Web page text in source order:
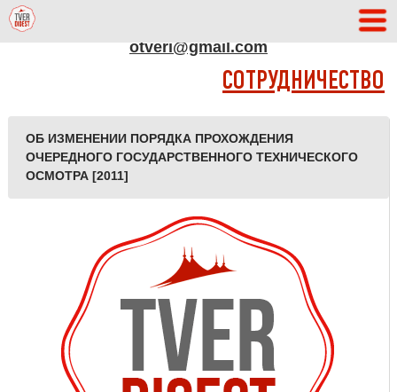
otveri@gmail.com
СОТРУДНИЧЕСТВО
ОБ ИЗМЕНЕНИИ ПОРЯДКА ПРОХОЖДЕНИЯ
ОЧЕРЕДНОГО ГОСУДАРСТВЕННОГО ТЕХНИЧЕСКОГО
ОСМОТРА [2011]